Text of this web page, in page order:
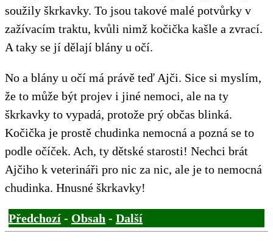
soužily škrkavky. To jsou takové malé potvůrky v
zažívacím traktu, kvůli nimž kočička kašle a zvrací.
A taky se jí dělají blány u očí.
No a blány u očí má právě teď Ajči. Sice si myslím,
že to může být projev i jiné nemoci, ale na ty
škrkavky to vypadá, protože prý občas blinká.
Kočička je prostě chudinka nemocná a pozná se to
podle očíček. Ach, ty dětské starosti! Nechci brát
Ajčiho k veterináři pro nic za nic, ale je to nemocná
chudinka. Hnusné škrkavky!
Předchozí - Obsah - Další